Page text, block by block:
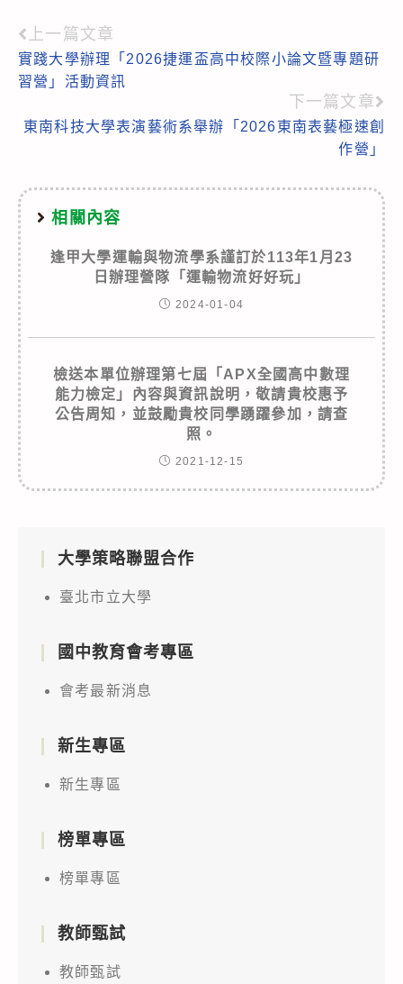
Read
more
上一篇文章
實踐大學辦理「2026捷運盃高中校際小論文暨專題研
習營」活動資訊
下一篇文章
東南科技大學表演藝術系舉辦「2026東南表藝極速創
作營」
相關內容
逢甲大學運輸與物流學系謹訂於113年1月23
日辦理營隊「運輸物流好好玩」
2024-01-04
檢送本單位辦理第七屆「APX全國高中數理
能力檢定」內容與資訊說明，敬請貴校惠予
公告周知，並鼓勵貴校同學踴躍參加，請查
照。
2021-12-15
大學策略聯盟合作
臺北市立大學
國中教育會考專區
會考最新消息
新生專區
新生專區
榜單專區
榜單專區
教師甄試
教師甄試